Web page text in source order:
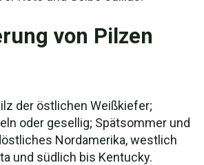
von Pilzen
der östlichen Weißkiefer;
oder gesellig; Spätsommer und
Nordamerika, westlich
und südlich bis Kentucky.